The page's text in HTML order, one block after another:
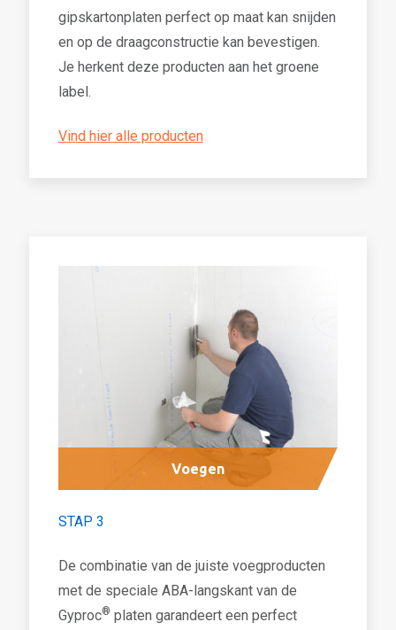
gipskartonplaten perfect op maat kan snijden
en op de draagconstructie kan bevestigen.
Je herkent deze producten aan het groene
label.
Vind hier alle producten
Voegen
STAP 3
De combinatie van de juiste voegproducten
met de speciale ABA-langskant van de
Gyproc® platen garandeert een perfect